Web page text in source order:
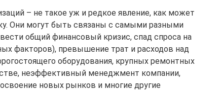
– не такое уж и редкое явление, как может
Они могут быть связаны с самыми разными
общий финансовый кризис, спад спроса на
факторов), превышение трат и расходов над
оборудования, крупных ремонтных
неэффективный менеджмент компании,
новых рынков и многие другие